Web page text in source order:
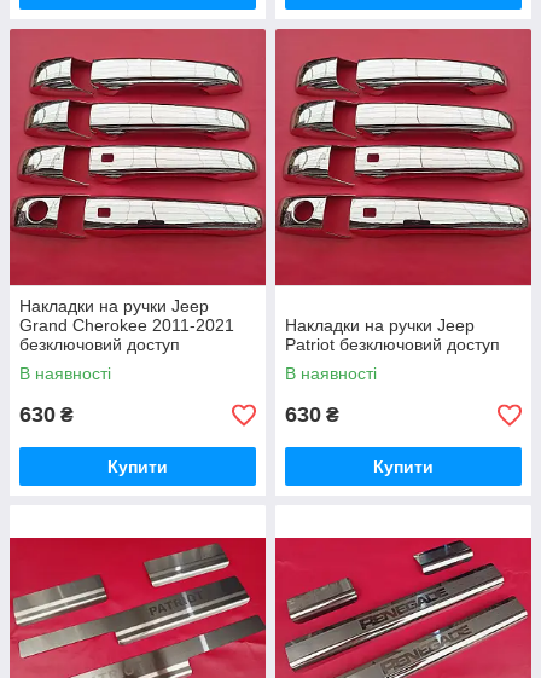
Накладки на ручки Jeep
Grand Cherokee 2011-2021
безключовий доступ
В наявності
630 ₴
Купити
Накладки на ручки Jeep
Patriot безключовий доступ
В наявності
630 ₴
Купити